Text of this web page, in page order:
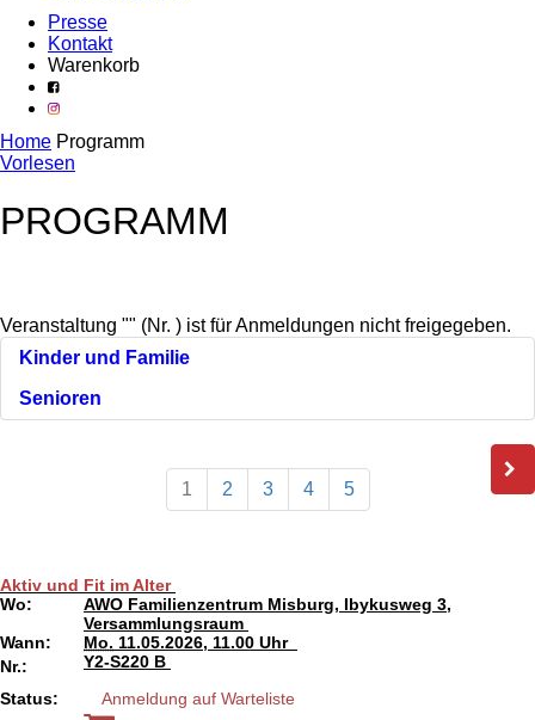
Presse
Kontakt
Warenkorb
Home Programm
Vorlesen
PROGRAMM
Veranstaltung "" (Nr. ) ist für Anmeldungen nicht freigegeben.
Kinder und Familie
Senioren
1 2 3 4 5
Aktiv und Fit im Alter
Wo:
AWO Familienzentrum Misburg, Ibykusweg 3,
Versammlungsraum
Wann:
Mo. 11.05.2026, 11.00 Uhr
Nr.:
Y2-S220 B
Status:
Anmeldung auf Warteliste